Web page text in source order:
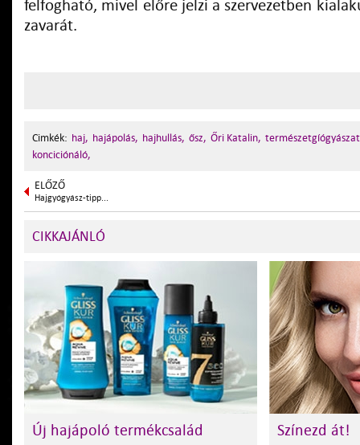
felfogható, mivel előre jelzi a szervezetben
zavarát.
Cimkék: haj, hajápolás, hajhullás, ősz, Őri Katalin,
konciciónáló,
ELŐZŐ
Hajgyógyász-tipp...
CIKKAJÁNLÓ
Új hajápoló termékcsalád Színezd át!